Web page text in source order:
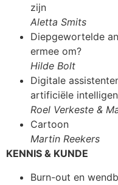
zijn
Aletta Smits
Diepgewortelde
ermee om?
Hilde Bolt
Digitale
artificiële
Roel Verkeste &
Cartoon
Martin Reekers
KENNIS & KUNDE
Burn-out en